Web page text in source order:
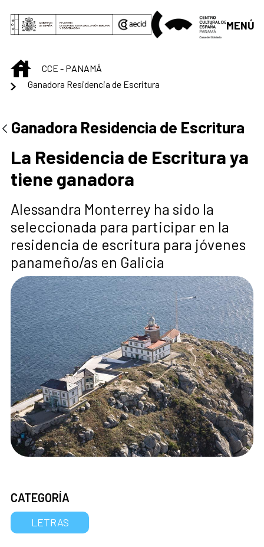
Saltar al contenido principal
MENÚ
INICIOCCE - PANAMÁ
Ganadora Residencia de Escritura
Centro Cultural de
Ganadora Residencia de Escritura
La Residencia de Escritura ya
tiene ganadora
Alessandra Monterrey ha sido la
seleccionada para participar en la
residencia de escritura para jóvenes
panameño/as en Galicia
CATEGORÍA
LETRAS